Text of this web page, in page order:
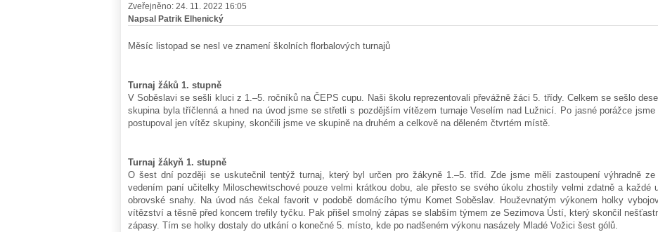
Zveřejněno: 24. 11. 2022 16:05
Napsal Patrik Elhenický
Měsíc listopad se nesl ve znamení školních florbalových turnajů
Turnaj žáků 1. stupně
V Soběslavi se sešli kluci z 1.–5. ročníků na ČEPS cupu. Naši školu reprezentovali převážně žáci 5. třídy. Celkem se sešlo
skupina byla tříčlenná a hned na úvod jsme se střetli s pozdějším vítězem turnaje Veselím nad Lužnicí. Po jasné porážce
postupoval jen vítěz skupiny, skončili jsme ve skupině na druhém a celkově na děleném čtvrtém místě.
Turnaj žákyň 1. stupně
O šest dní později se uskutečnil tentýž turnaj, který byl určen pro žákyně 1.–5. tříd. Zde jsme měli zastoupení výhradně
vedením paní učitelky Miloschewitschové pouze velmi krátkou dobu, ale přesto se svého úkolu zhostily velmi zdatně a každé
obrovské snahy. Na úvod nás čekal favorit v podobě domácího týmu Komet Soběslav. Houževnatým výkonem holky
vítězství a těsně před koncem trefily tyčku. Pak přišel smolný zápas se slabším týmem ze Sezimova Ústí, který skončil
zápasy. Tím se holky dostaly do utkání o konečné 5. místo, kde po nadšeném výkonu nasázely Mladé Vožici šest gólů.